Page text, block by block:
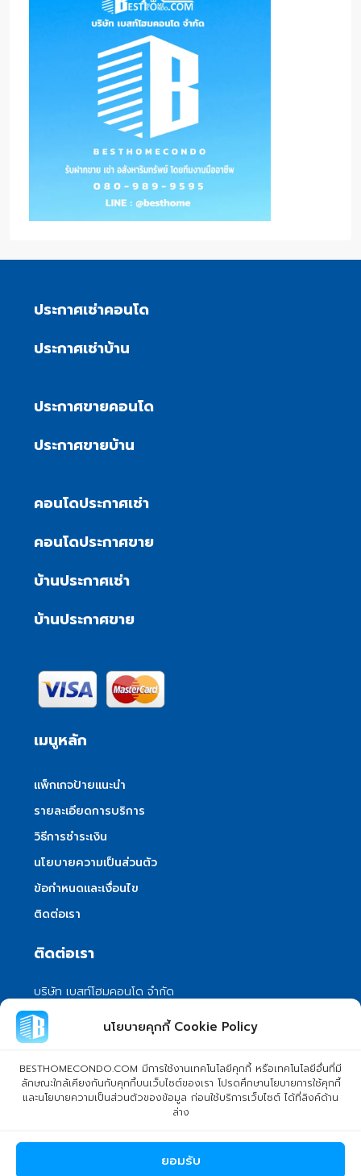
นโยบายคุกกี้ Cookie Policy
BESTHOMECONDO.COM มีการใช้งานเทคโนโลยีคุกกี้ หรือเทคโนโลยีอื่นที่มี
ลักษณะใกล้เคียงกันกับคุกกี้บนเว็บไซต์ของเรา โปรดศึกษานโยบายการใช้คุกกี้
และนโยบายความเป็นส่วนตัวของข้อมูล ก่อนใช้บริการเว็บไซต์ ได้ที่ลิงค์ด้าน
ล่าง
ยอมรับ
ประกาศเช่าคอนโด
ประกาศเช่าบ้าน
ประกาศขายคอนโด
ประกาศขายบ้าน
คอนโดประกาศเช่า
คอนโดประกาศขาย
บ้านประกาศเช่า
บ้านประกาศขาย
เมนูหลัก
แพ็กเกจป้ายแนะนำ
รายละเอียดการบริการ
วิธีการชำระเงิน
นโยบายความเป็นส่วนตัว
ข้อกำหนดและเงื่อนไข
ติดต่อเรา
ติดต่อเรา
บริษัท เบสท์โฮมคอนโด จำกัด
101/399 หมู่ 7 แขวงลําผักชี เขตหนองจอก
กรุงเทพมหานคร 10530
info@besthomecondo.com
© Copyright 2024 BESTHOMECONDO CO., LTD. - All rights